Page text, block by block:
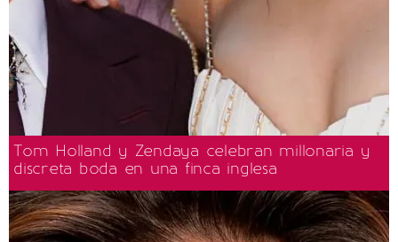
Tom Holland y Zendaya celebran millonaria y
discreta boda en una finca inglesa